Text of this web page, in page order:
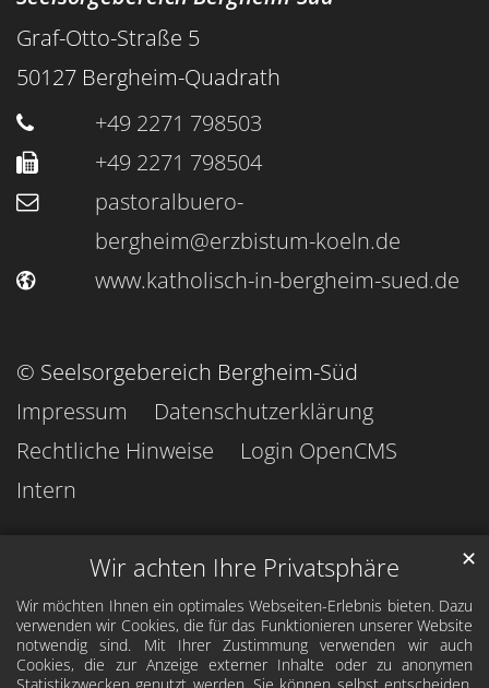
Wir achten Ihre Privatsphäre
Wir möchten Ihnen ein optimales Webseiten-Erlebnis bieten. Dazu
verwenden wir Cookies, die für das Funktionieren unserer Website
notwendig sind. Mit Ihrer Zustimmung verwenden wir auch
Cookies, die zur Anzeige externer Inhalte oder zu anonymen
✕
Graf-Otto-Straße 5
50127 Bergheim-Quadrath
+49 2271 798503
+49 2271 798504
pastoralbuero-
bergheim@erzbistum-koeln.de
www.katholisch-in-bergheim-sued.de
© Seelsorgebereich Bergheim-Süd
Impressum
Datenschutzerklärung
Rechtliche Hinweise
Login OpenCMS
Intern